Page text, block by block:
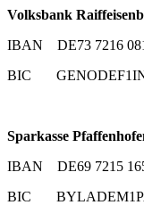
Volksbank
IBAN DE73 7216
BIC
Sparkasse
IBAN DE69 7215
BIC